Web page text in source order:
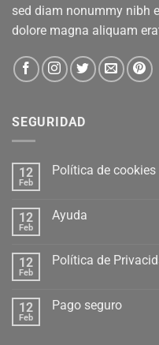
sed diam nonummy nibh
dolore magna aliquam
SEGURIDAD
12
Feb
Política de cookies
12
Feb
Ayuda
12
Feb
Política de
12
Feb
Pago seguro